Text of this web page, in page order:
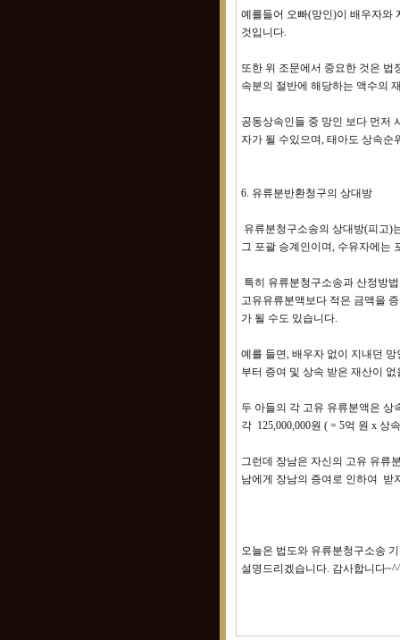
예를들어 오빠(망인)이 배우자와
것입니다.
또한 위 조문에서 중요한 것은 법
속분의 절반에 해당하는 액수의
공동상속인들 중 망인 보다 먼저
자가 될 수있으며, 태아도 상속순
6. 유류분반환청구의 상대방
유류분청구소송의 상대방(피고)
그 포괄 승계인이며, 수유자에는
특히 유류분청구소송과 산정방
고유유류분액보다 적은 금액을
가 될 수도 있습니다.
예를 들면, 배우자 없이 지내던
부터 증여 및 상속 받은 재산이 없
두 아들의 각 고유 유류분액은 상
각 125,000,000원 ( = 5억 원 x 상
그런데 장남은 자신의 고유 유류
남에게 장남의 증여로 인하여 받
오늘은 법도와 유류분청구소송
설명드리겠습니다. 감사합니다